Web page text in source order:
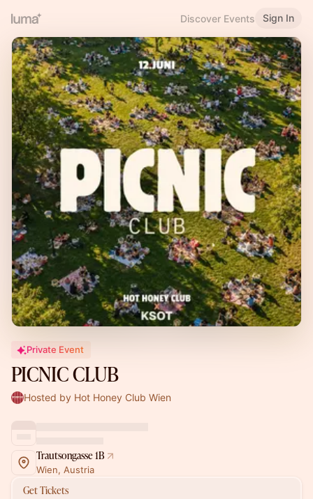
Discover Events Sign In
Private Event
PICNIC CLUB
Hosted by Hot Honey Club Wien
Trautsongasse 1B
Wien, Austria
Get Tickets